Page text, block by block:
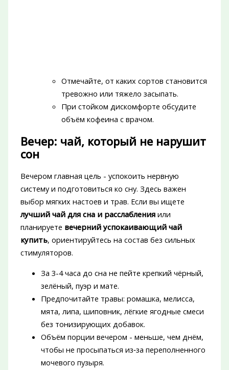
Отмечайте, от каких сортов становится
тревожно или тяжело засыпать.
При стойком дискомфорте обсудите
объём кофеина с врачом.
Вечер: чай, который не нарушит
сон
Вечером главная цель - успокоить нервную
систему и подготовиться ко сну. Здесь важен
выбор мягких настоев и трав. Если вы ищете
лучший чай для сна и расслабленияили
планируете вечерний успокаивающий чай
купить, ориентируйтесь на состав без сильных
стимуляторов.
За 3-4 часа до сна не пейте крепкий чёрный,
зелёный, пуэр и мате.
Предпочитайте травы: ромашка, мелисса,
мята, липа, шиповник, лёгкие ягодные смеси
без тонизирующих добавок.
Объём порции вечером - меньше, чем днём,
чтобы не просыпаться из‑за переполненного
мочевого пузыря.